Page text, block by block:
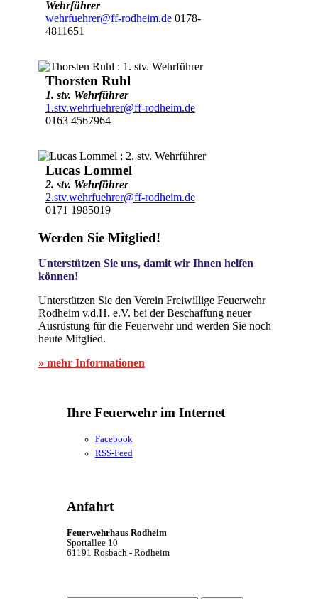
Wehrführer
wehrfuehrer@ff-rodheim.de0178-
4811651
Thorsten Ruhl
1. stv. Wehrführer
1.stv.wehrfuehrer@ff-rodheim.de
0163 4567964
Lucas Lommel
2. stv. Wehrführer
2.stv.wehrfuehrer@ff-rodheim.de
0171 1985019
Werden Sie Mitglied!
Unterstützen Sie uns, damit wir Ihnen helfen
können!
Unterstützen Sie den Verein Freiwillige Feuerwehr
Rodheim v.d.H. e.V. bei der Beschaffung neuer
Ausrüstung für die Feuerwehr und werden Sie noch
heute Mitglied.
» mehr Informationen
Ihre Feuerwehr im Internet
Facebook
RSS-Feed
Anfahrt
Feuerwehrhaus Rodheim
Sportallee 10
61191 Rosbach - Rodheim